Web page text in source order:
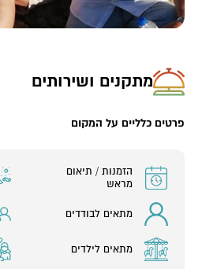
מתקנים ושירותים
פרטים כלליים על המקום
הזמנות / תיאום
מראש
מתאים לבודדים
מתאים לילדים